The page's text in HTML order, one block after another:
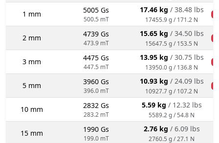
1 mm 5005 Gs
500.5 mT
17.46 kg / 38.48 lbs
17455.9 g / 171.2 N
2 mm 4739 Gs
473.9 mT
15.65 kg / 34.50 lbs
15647.5 g / 153.5 N
3 mm 4475 Gs
447.5 mT
13.95 kg / 30.75 lbs
13950.0 g / 136.8 N
5 mm 3960 Gs
396.0 mT
10.93 kg / 24.09 lbs
10927.7 g / 107.2 N
10 mm 2832 Gs
283.2 mT
5.59 kg / 12.32 lbs
5589.2 g / 54.8 N
15 mm 1990 Gs
199.0 mT
2.76 kg / 6.09 lbs
2760.5 g / 27.1 N